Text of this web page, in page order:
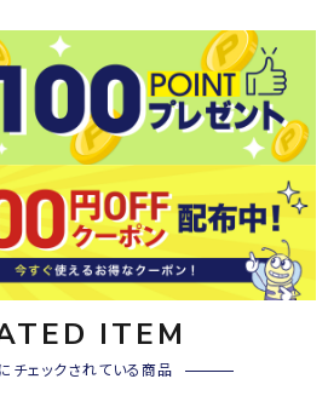
ITEM
チェックされている商品